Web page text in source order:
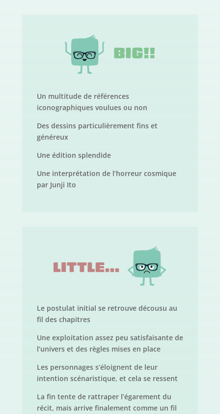
Un multitude de références
iconographiques voulues ou non
Des dessins particulièrement fins et
généreux
Une édition splendide
Une interprétation de l’horreur cosmique
par Junji Ito
Le postulat initial se retrouve décousu au
fil des chapitres
Une exploitation assez peu satisfaisante de
l’univers et des règles mises en place
Les personnages s’éloignent de leur
intention scénaristique, et cela se ressent
La fin tente de rattraper l’égarement du
récit, mais arrive finalement comme un fil